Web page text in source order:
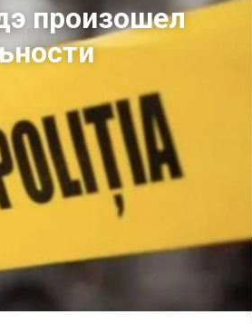
произошел